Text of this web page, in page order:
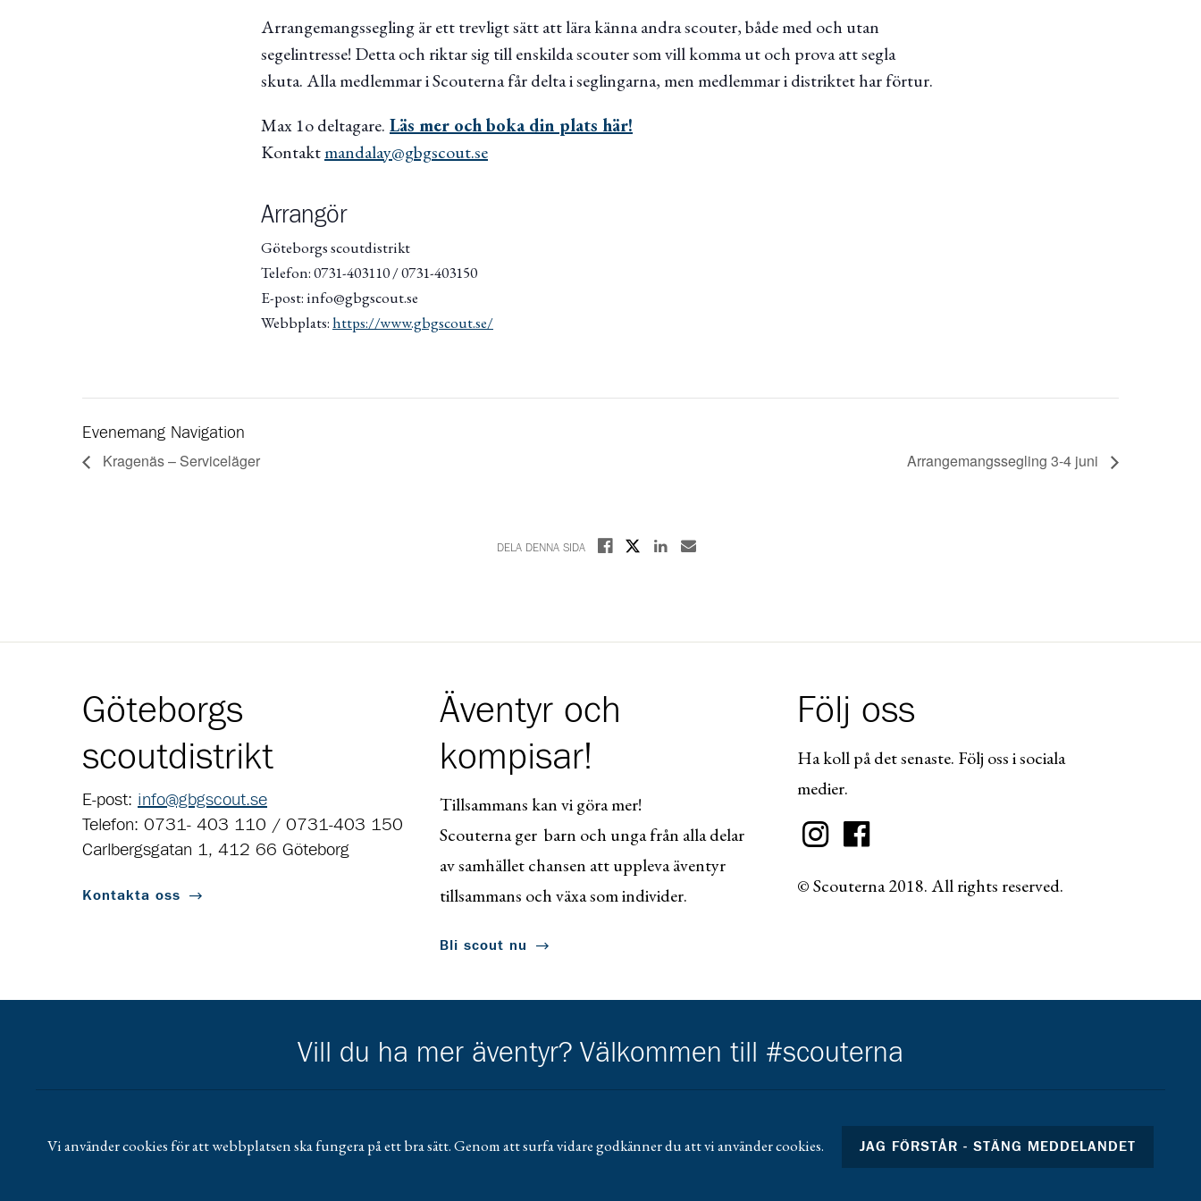
Arrangemangssegling är ett trevligt sätt att lära känna andra scouter, både med och utan
segelintresse! Detta och riktar sig till enskilda scouter som vill komma ut och prova att segla
skuta. Alla medlemmar i Scouterna får delta i seglingarna, men medlemmar i distriktet har förtur.
Max 1o deltagare. Läs mer och boka din plats här!
Kontaktmandalay@gbgscout.se
Arrangör
Göteborgs scoutdistrikt
Telefon: 0731-403110 / 0731-403150
E-post: info@gbgscout.se
Webbplats:https://www.gbgscout.se/
Evenemang Navigation
Kragenäs – Serviceläger Arrangemangssegling 3-4 juni
DELA DENNA SIDA Dela på Facebook
Dela på XDela på Linkedin
Dela med E-post
Göteborgs
scoutdistrikt
E-post: info@gbgscout.se
Telefon: 0731- 403 110 / 0731-403 150
Carlbergsgatan 1, 412 66 Göteborg
Kontakta oss
Äventyr och
kompisar!
Tillsammans kan vi göra mer!
Scouterna ger barn och unga från alla delar
av samhället chansen att uppleva äventyr
tillsammans och växa som individer.
Bli scout nu
Följ oss
Ha koll på det senaste. Följ oss i sociala
medier.
© Scouterna 2018. All rights reserved.
Vill du ha mer äventyr? Välkommen till #scouterna
Vi använder cookies för att webbplatsen ska fungera på ett bra sätt. Genom att surfa vidare godkänner du att vi använder cookies. JAG FÖRSTÅR - STÄNG MEDDELANDET